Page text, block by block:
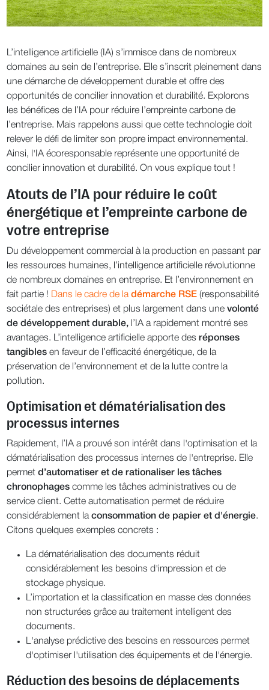
L’intelligence artificielle (IA) s’immisce dans de nombreux
domaines au sein de l’entreprise. Elle s’inscrit pleinement dans
une démarche de développement durable et offre des
opportunités de concilier innovation et durabilité. Explorons
les bénéfices de l’IA pour réduire l’empreinte carbone de
l’entreprise. Mais rappelons aussi que cette technologie doit
relever le défi de limiter son propre impact environnemental.
Ainsi, l'IA écoresponsable représente une opportunité de
concilier innovation et durabilité. On vous explique tout !
Atouts de l’IA pour réduire le coût
énergétique et l’empreinte carbone de
votre entreprise
Du développement commercial à la production en passant par
les ressources humaines, l’intelligence artificielle révolutionne
de nombreux domaines en entreprise. Et l’environnement en
fait partie ! Dans le cadre de ladémarche RSE (responsabilité
sociétale des entreprises) et plus largement dans unevolonté
de développement durable, l’IA a rapidement montré ses
avantages. L’intelligence artificielle apporte desréponses
tangibles en faveur de l’efficacité énergétique, de la
préservation de l’environnement et de la lutte contre la
pollution.
Optimisation et dématérialisation des
processus internes
Rapidement, l’IA a prouvé son intérêt dans l'optimisation et la
dématérialisation des processus internes de l'entreprise. Elle
permetd’automatiser et de rationaliser les tâches
chronophages comme les tâches administratives ou de
service client. Cette automatisation permet de réduire
considérablement laconsommation de papier et d'énergie.
Citons quelques exemples concrets :
La dématérialisation des documents réduit
considérablement les besoins d'impression et de
stockage physique.
L’importation et la classification en masse des données
non structurées grâce au traitement intelligent des
documents.
L'analyse prédictive des besoins en ressources permet
d'optimiser l'utilisation des équipements et de l'énergie.
Réduction des besoins de déplacements